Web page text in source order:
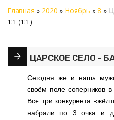
Главная » 2020 » Ноябрь » 8 »
1:1 (1:1)
ЦАРСКОЕ СЕЛО -
Сегодня же и наша
своём поле соперников
Все три конкурента
набрали по 3 очка и